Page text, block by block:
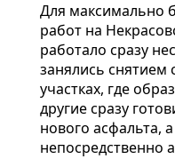
Для максимально
работ на
работало сразу
занялись снятием
участках, где
другие сразу
нового асфальта,
непосредственно